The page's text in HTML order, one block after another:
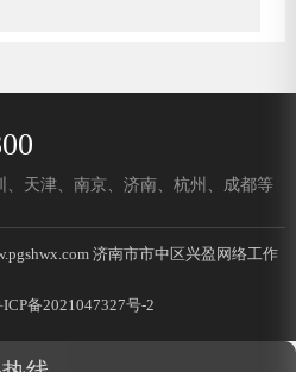
天津、南京、济南、杭州、成都等
济南市市中区兴盈网络工作
ICP备2021047327号-2